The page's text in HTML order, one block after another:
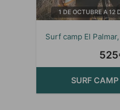
Surf camp El
1 DE OCTUBRE A 12
SURF